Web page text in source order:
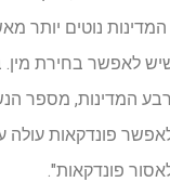
נוטים יותר
לאפשר בחירת מין.
המדינות, מספר
פונדקאות
פונדקאות".